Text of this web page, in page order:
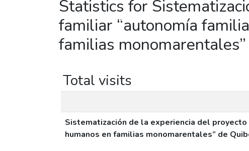
Statistics for
familiar “autonomía
familias
Total visits
Sistematización de la experiencia del
humanos en familias monomarentales” de